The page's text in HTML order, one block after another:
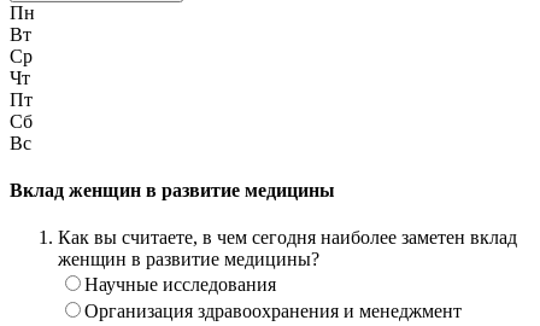
Пн
Вт
Ср
Чт
Пт
Сб
Вс
Вклад женщин в развитие медицины
Как вы считаете, в чем сегодня наиболее заметен вклад
женщин в развитие медицины?
Научные исследования
Организация здравоохранения и менеджмент